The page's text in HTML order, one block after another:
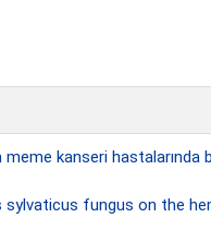
kanseri hastalarında
fungus on the